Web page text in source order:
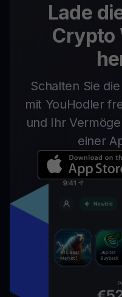
Lade
Crypto
Schalten Sie
mit YouHodler
und Ihr
einer